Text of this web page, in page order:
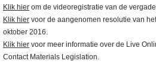
Klik hier om de videoregistratie van de
Klik hier voor de aangenomen resolutie van
oktober 2016.
Klik hier voor meer informatie over de Live
Contact Materials Legislation.